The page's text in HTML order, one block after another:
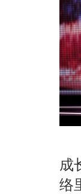
成
络